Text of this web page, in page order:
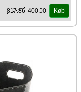
817,86 400,00 Køb